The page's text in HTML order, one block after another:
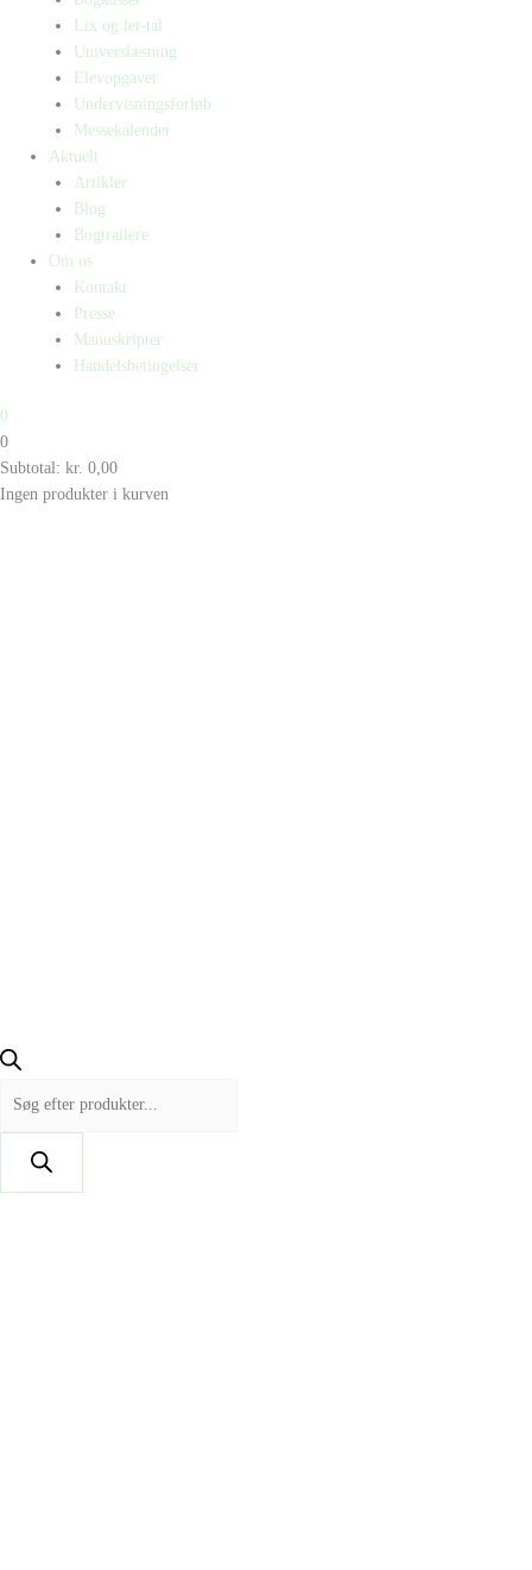
Lix og let-tal
Universlæsning
Elevopgaver
Undervisningsforløb
Messekalender
Aktuelt
Artikler
Blog
Bogtrailere
Om os
Kontakt
Presse
Manuskripter
Handelsbetingelser
0
0
Subtotal: kr. 0,00
Ingen produkter i kurven